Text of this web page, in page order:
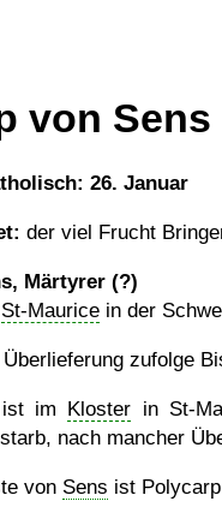
von Sens
26. Januar
der viel Frucht
Märtyrer (?)
St-Maurice in der
zufolge
im Kloster in St-
starb, nach mancher
von Sens ist